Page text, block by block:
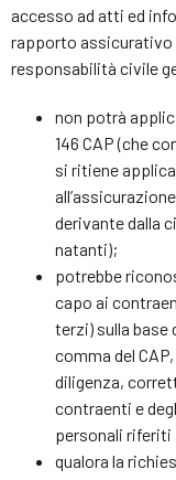
accesso ad atti ed
rapporto assicurativo
responsabilità civile
non potrà
146 CAP (che
si ritiene
derivante dalla
natanti);
potrebbe
capo ai
terzi) sulla base
comma del
diligenza,
contraenti e
personali riferiti
qualora la